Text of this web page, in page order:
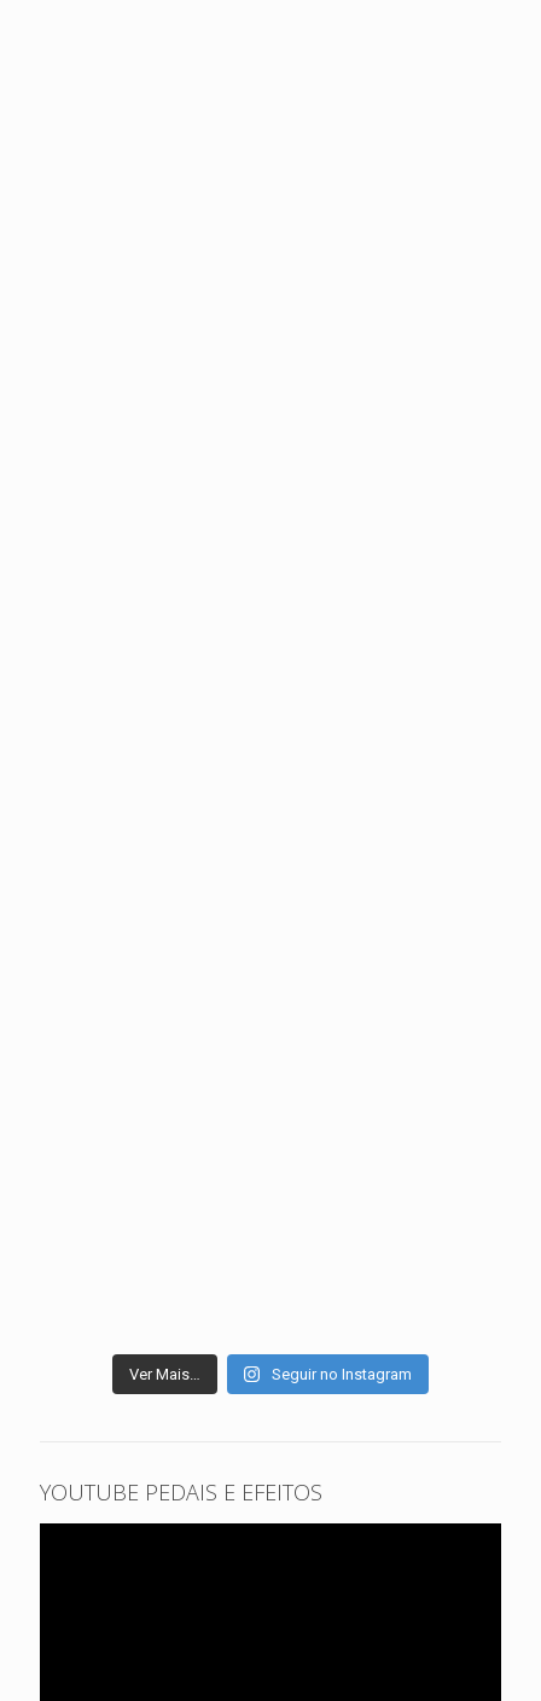
Ver Mais… Seguir no Instagram
YOUTUBE PEDAIS E EFEITOS